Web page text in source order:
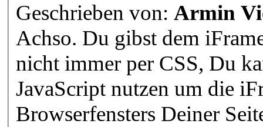
Geschrieben von: Armin
Achso. Du gibst dem
nicht immer per CSS, Du
JavaScript nutzen um die
Browserfensters Deiner